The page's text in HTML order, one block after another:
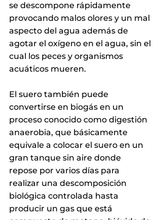
se descompone rápidamente
provocando malos olores y un mal
aspecto del agua además de
agotar el oxígeno en el agua, sin el
cual los peces y organismos
acuáticos mueren.
El suero también puede
convertirse en biogás en un
proceso conocido como digestión
anaerobia, que básicamente
equivale a colocar el suero en un
gran tanque sin aire donde
repose por varios días para
realizar una descomposición
biológica controlada hasta
producir un gas que está